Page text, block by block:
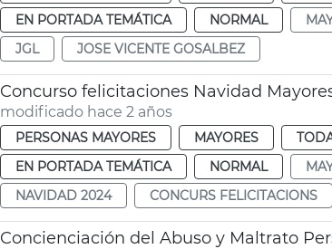
EN PORTADA TEMÁTICA
NORMAL
JGL
JOSE VICENTE GOSALBEZ
Concurso felicitaciones Navidad
modificado hace 2 años
PERSONAS MAYORES MAYORES
EN PORTADA TEMÁTICA
NORMAL
NAVIDAD 2024
CONCURS FELICITACIONS
Concienciación del Abuso y Maltrato